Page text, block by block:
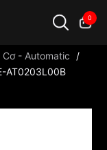
0
- Automatic
/
AT0203L00B